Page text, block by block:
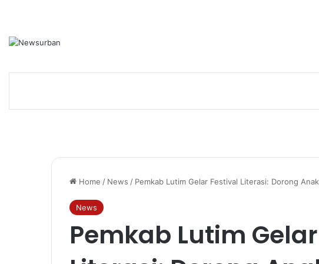
Home / News / Pemkab Lutim Gelar Festival Literasi: Dorong
News
Pemkab Lutim